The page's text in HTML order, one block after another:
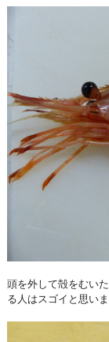
頭を外して殻をむい
る人はスゴイと思いま